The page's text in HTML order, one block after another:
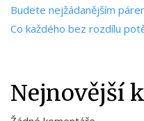
Budete nejžádanějším
Co každého bez rozdílu
Nejnovější